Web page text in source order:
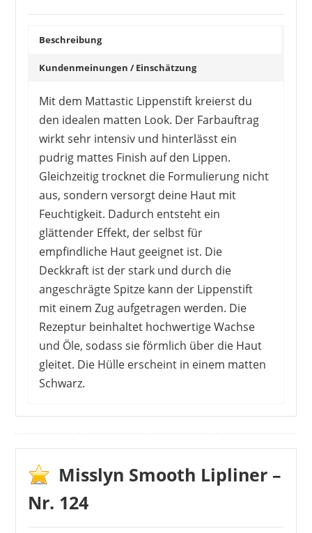
Beschreibung
Kundenmeinungen / Einschätzung
Mit dem Mattastic Lippenstift kreierst du
den idealen matten Look. Der Farbauftrag
wirkt sehr intensiv und hinterlässt ein
pudrig mattes Finish auf den Lippen.
Gleichzeitig trocknet die Formulierung nicht
aus, sondern versorgt deine Haut mit
Feuchtigkeit. Dadurch entsteht ein
glättender Effekt, der selbst für
empfindliche Haut geeignet ist. Die
Deckkraft ist der stark und durch die
angeschrägte Spitze kann der Lippenstift
mit einem Zug aufgetragen werden. Die
Rezeptur beinhaltet hochwertige Wachse
und Öle, sodass sie förmlich über die Haut
gleitet. Die Hülle erscheint in einem matten
Schwarz.
Die Kunden sind sehr zufrieden mit dem
Lippenstift und der Farbe. Viele Nuancen
der Palette werden so von anderen
Herstellern nicht angeboten. Daher sind
viele Kunden glücklich, den passenden
Farbton gefunden zu haben. Der Matt-Look
wirkt allerdings nicht ganz so matt, wie es
Misslyn Smooth Lipliner –
Nr. 124